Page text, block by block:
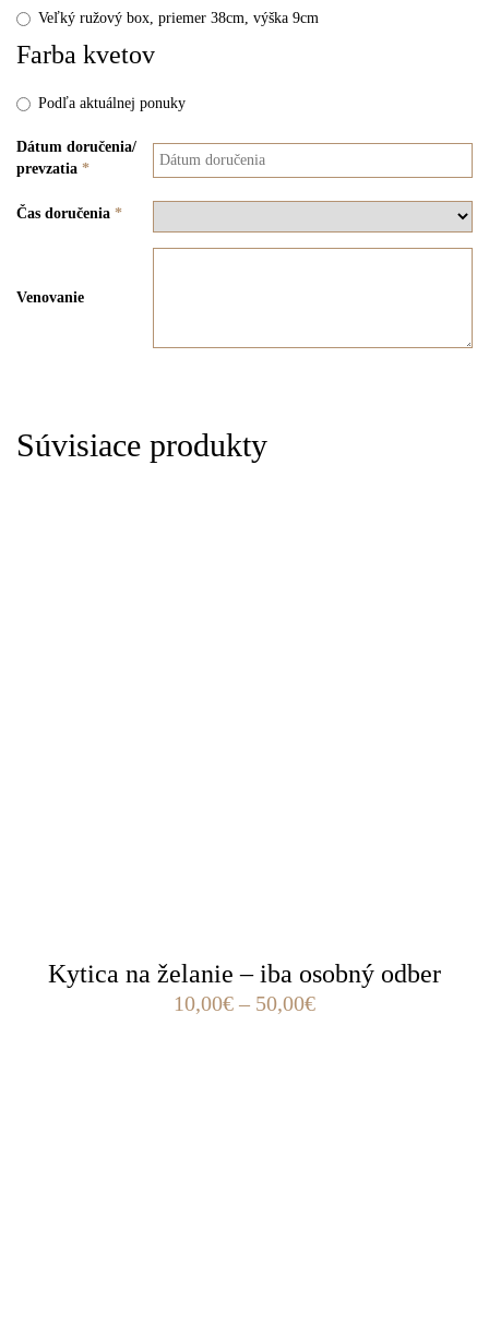
Veľký ružový box, priemer 38cm, výška 9cm
Farba kvetov
Podľa aktuálnej ponuky
Dátum doručenia/
prevzatia *
Čas doručenia *
Venovanie
Súvisiace produkty
Kytica na želanie – iba osobný odber
10,00€ – 50,00€